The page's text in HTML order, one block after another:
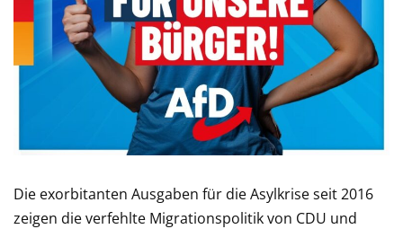
Die exorbitanten Ausgaben für die Asylkrise seit 2016
zeigen die verfehlte Migrationspolitik von CDU und